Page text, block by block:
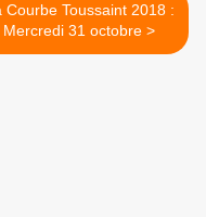
Courbe Toussaint 2018 :
Mercredi 31 octobre >